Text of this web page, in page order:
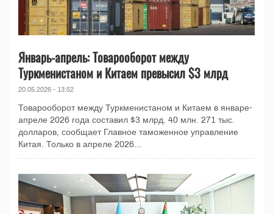
Январь-апрель: Товарооборот между
Туркменистаном и Китаем превысил $3 млрд
20.05.2026 - 13:52
Товарооборот между Туркменистаном и Китаем в январе-
апреле 2026 года составил $3 млрд. 40 млн. 271 тыс.
долларов, сообщает Главное таможенное управление
Китая. Только в апреле 2026...